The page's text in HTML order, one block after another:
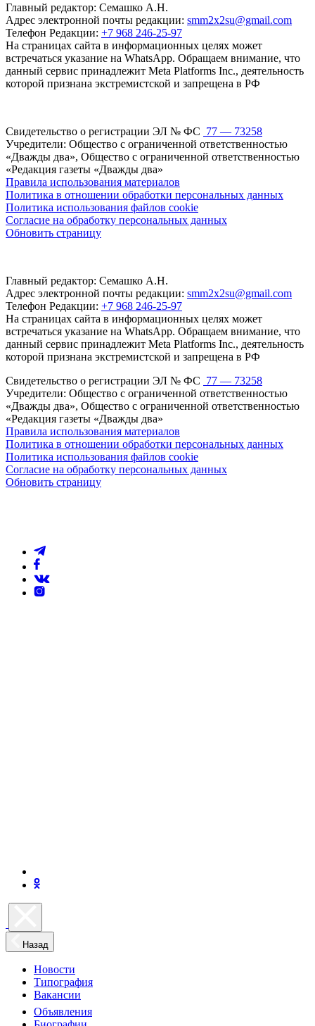
Главный редактор: Семашко А.Н.
Адрес электронной почты редакции: smm2x2su@gmail.com
Телефон Редакции: +7 968 246-25-97
На страницах сайта в информационных целях может
встречаться указание на WhatsApp. Обращаем внимание, что
данный сервис принадлежит Meta Platforms Inc., деятельность
которой признана экстремистской и запрещена в РФ
Свидетельство о регистрации ЭЛ № ФС 77 — 73258
Учредители: Общество с ограниченной ответственностью
«Дважды два», Общество с ограниченной ответственностью
«Редакция газеты «Дважды два»
Правила использования материалов
Политика в отношении обработки персональных данных
Политика использования файлов cookie
Согласие на обработку персональных данных
Обновить страницу
Главный редактор: Семашко А.Н.
Адрес электронной почты редакции: smm2x2su@gmail.com
Телефон Редакции: +7 968 246-25-97
На страницах сайта в информационных целях может
встречаться указание на WhatsApp. Обращаем внимание, что
данный сервис принадлежит Meta Platforms Inc., деятельность
которой признана экстремистской и запрещена в РФ
Свидетельство о регистрации ЭЛ № ФС 77 — 73258
Учредители: Общество с ограниченной ответственностью
«Дважды два», Общество с ограниченной ответственностью
«Редакция газеты «Дважды два»
Правила использования материалов
Политика в отношении обработки персональных данных
Политика использования файлов cookie
Согласие на обработку персональных данных
Обновить страницу
Назад
Новости
Типография
Вакансии
Объявления